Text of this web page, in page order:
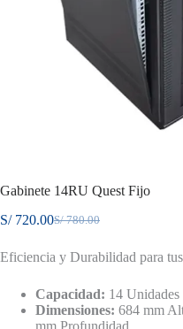
Gabinete 14RU Quest Fijo
S/780.00
El
original
S/ 780.00.
S/720.00El
actual
S/ 720.00.
Eficiencia y Durabilidad para
Capacidad: 14
Dimensiones: 684 mm
mm Profundidad